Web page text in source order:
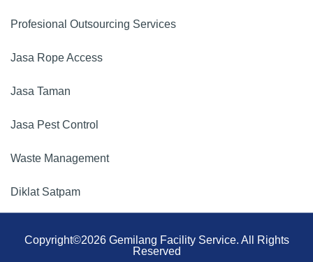
Profesional Outsourcing Services
Jasa Rope Access
Jasa Taman
Jasa Pest Control
Waste Management
Diklat Satpam
Copyright©2026 Gemilang Facility Service. All Rights
Reserved